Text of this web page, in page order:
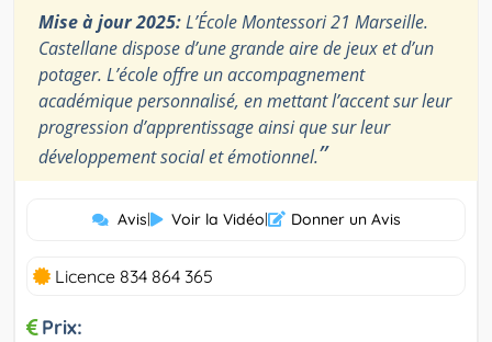
Mise à jour 2025:L’École Montessori 21 Marseille.
Castellane dispose d’une grande aire de jeux et d’un
potager. L’école offre un accompagnement
académique personnalisé, en mettant l’accent sur leur
progression d’apprentissage ainsi que sur leur
développement social et émotionnel.”
Avis| Voir la Vidéo| Donner un Avis
Licence 834 864 365
Prix: